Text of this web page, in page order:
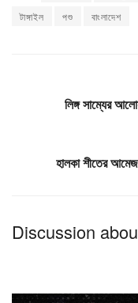
টাঙ্গাইল
পশু বাংলাদেশ
লিঙ্গ সাম্যের
হালকা শীতের
Discussion